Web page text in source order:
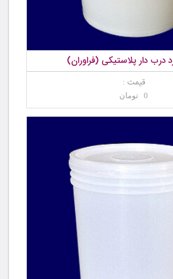
دار پلاستیکی (فراوران)
قیمت :
0 تومان